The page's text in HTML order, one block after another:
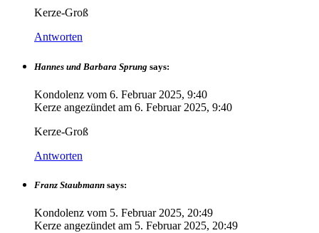
Kerze-Groß
Antworten
Hannes und Barbara Sprung says:
Kondolenz vom 6. Februar 2025, 9:40
Kerze angezündet am 6. Februar 2025, 9:40
Kerze-Groß
Antworten
Franz Staubmann says:
Kondolenz vom 5. Februar 2025, 20:49
Kerze angezündet am 5. Februar 2025, 20:49